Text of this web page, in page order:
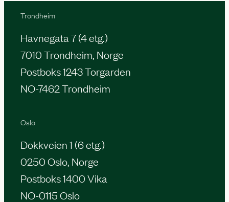
Oslo
Dokkveien 1 (6 etg.)
0250 Oslo, Norge
Postboks 1400 Vika
NO-0115 Oslo
Trondheim
Havnegata 7 (4 etg.)
7010 Trondheim, Norge
Postboks 1243 Torgarden
NO-7462 Trondheim